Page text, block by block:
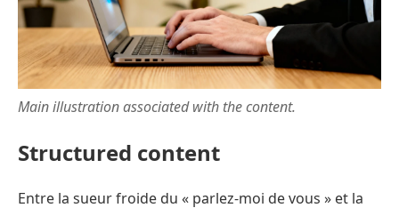
Main illustration associated with the content.
Structured content
Entre la sueur froide du « parlez-moi de vous » et la